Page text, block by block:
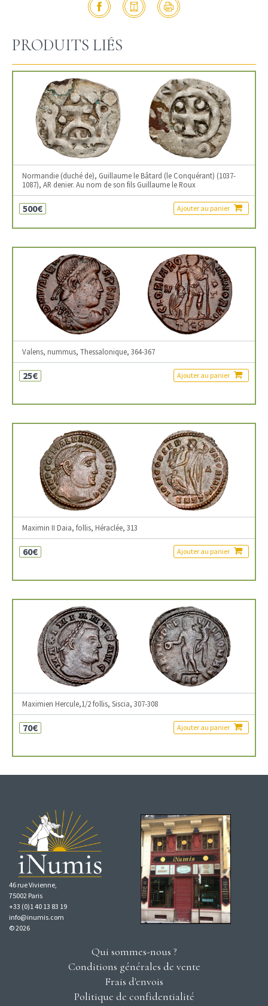
PRODUITS LIÉS
Normandie (duché de), Guillaume le Bâtard (le Conquérant) (1037-
1087), AR denier. Au nom de son fils Guillaume le Roux
500€ Ajouter au panier
Valens, nummus, Thessalonique, 364-367
25€ Ajouter au panier
Maximin II Daia, follis, Héraclée, 313
60€ Ajouter au panier
Maximien Hercule,1/2 follis, Siscia, 307-308
70€ Ajouter au panier
46 rue Vivienne,
75002 Paris
+33 (0)1 40 13 83 19
info@inumis.com
© 2026
Qui sommes-nous ?
Conditions générales de vente
Frais d'envois
Politique de confidentialité